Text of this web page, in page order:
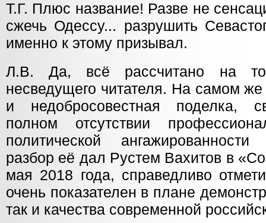
Т.Г. Плюс название! Разве не
сжечь Одессу... разрушить
именно к этому призывал.
Л.В. Да, всё рассчитано на
несведущего читателя. На самом
и недобросовестная поделка,
полном отсутствии
политической
разбор её дал Рустем Вахитов в
мая 2018 года, справедливо
очень показателен в плане
так и качества современной